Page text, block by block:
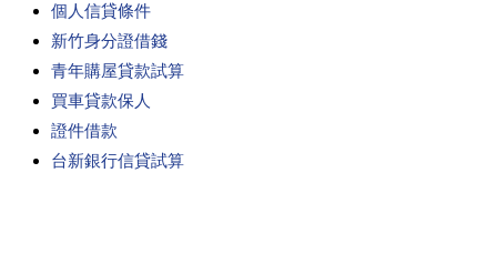
個人信貸條件
新竹身分證借錢
青年購屋貸款試算
買車貸款保人
證件借款
台新銀行信貸試算